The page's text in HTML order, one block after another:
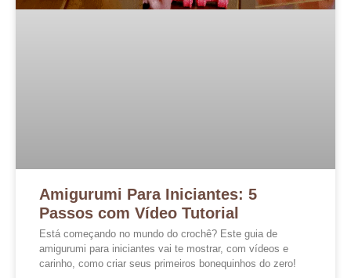
Amigurumi Para Iniciantes: 5
Passos com Vídeo Tutorial
Está começando no mundo do crochê? Este guia de
amigurumi para iniciantes vai te mostrar, com vídeos e
carinho, como criar seus primeiros bonequinhos do zero!